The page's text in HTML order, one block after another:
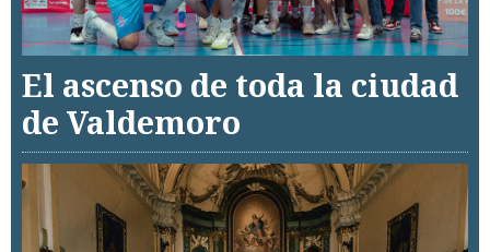
El ascenso de toda la ciudad
de Valdemoro